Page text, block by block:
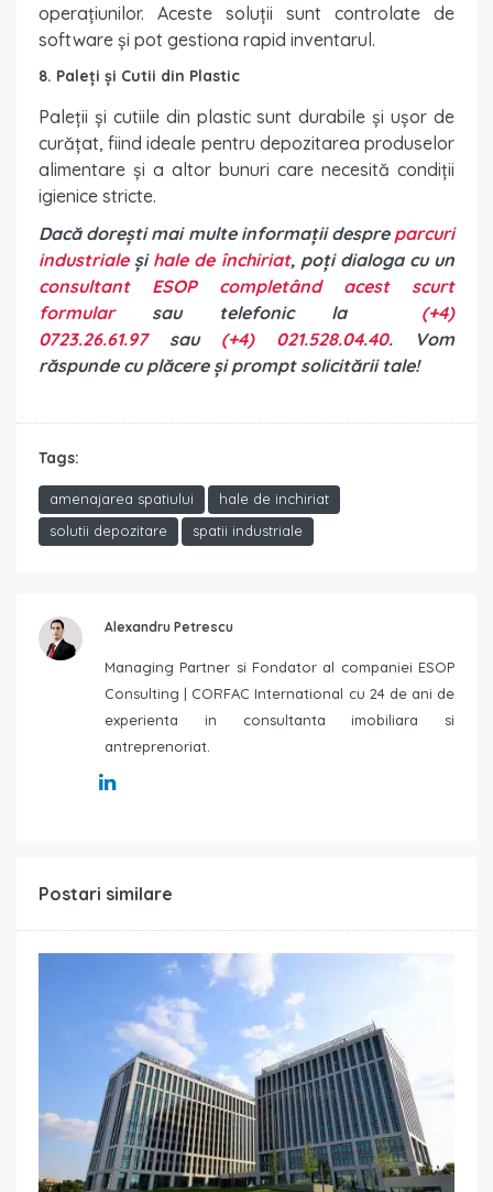
operațiunilor. Aceste soluții sunt controlate de
software și pot gestiona rapid inventarul.
8. Paleți și Cutii din Plastic
Paleții și cutiile din plastic sunt durabile și ușor de
curățat, fiind ideale pentru depozitarea produselor
alimentare și a altor bunuri care necesită condiții
igienice stricte.
Dacă dorești mai multe informații despre parcuri
industrialeși hale de închiriat, poți dialoga cu un
consultant ESOP completând acest scurt
formularsau telefonic la (+4)
0723.26.61.97sau (+4) 021.528.04.40. Vom
răspunde cu plăcere și prompt solicitării tale!
Tags:
amenajarea spatiului
hale de inchiriat
solutii depozitare
spatii industriale
Alexandru Petrescu
Managing Partner si Fondator al companiei ESOP
Consulting | CORFAC International cu 24 de ani de
experienta in consultanta imobiliara si
antreprenoriat.
Postari similare